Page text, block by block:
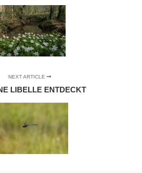
NEXT ARTICLE
LIBELLE ENTDECKT